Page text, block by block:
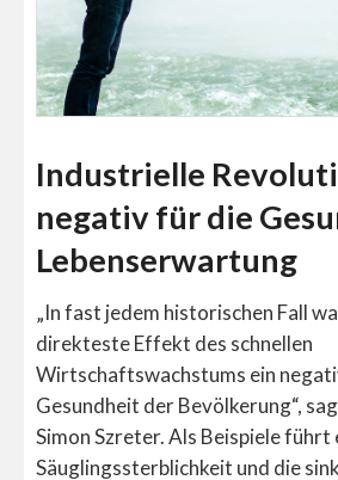
Industrielle
negativ für die
Lebenserwartung
„In fast jedem historischen Fall
direkteste Effekt des schnellen
Wirtschaftswachstums ein
Gesundheit der Bevölkerung“,
Simon Szreter. Als Beispiele führt
Säuglingssterblichkeit und die